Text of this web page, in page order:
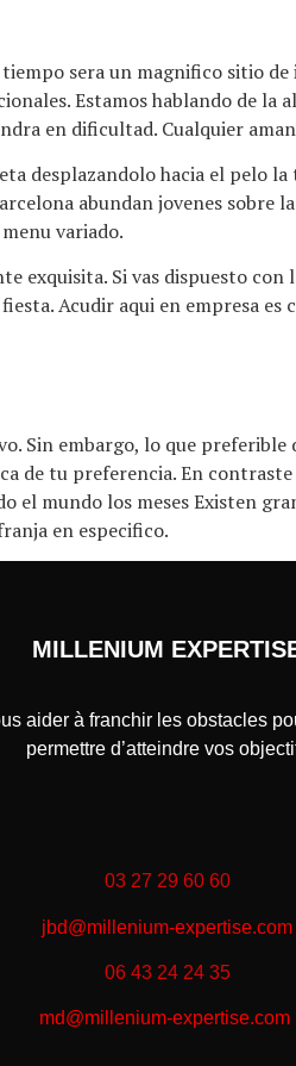
sera un magnifico sitio
Estamos hablando de
en dificultad. Cualquier
desplazandolo hacia el pelo
abundan jovenes sobre
variado.
exquisita. Si vas dispuesto
Acudir aqui en empresa
Sin embargo, lo que
de tu preferencia. En
el mundo los meses Existen
en especifico.
MILLENIUM
aider à franchir les obstacles
permettre d’atteindre vos
03 27 29 60 60
jbd@millenium-expertise.com
06 43 24 24 35
md@millenium-expertise.com